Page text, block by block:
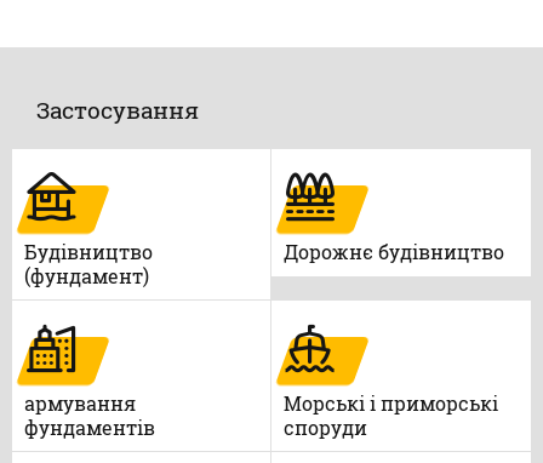
Застосування
Будівництво
(фундамент)
Дорожнє будівництво
армування
фундаментів
Морські і приморські
споруди